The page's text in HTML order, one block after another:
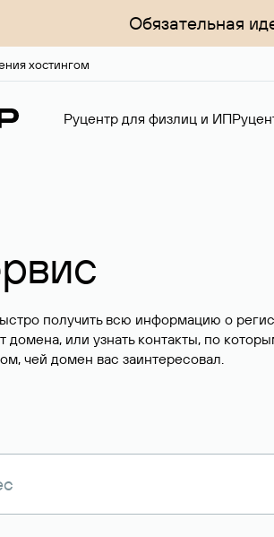
Обязательная
хостингом
Руцентр для физлиц и ИП
получить всю информацию о
домена, или узнать контакты, по
чей домен вас заинтересовал.